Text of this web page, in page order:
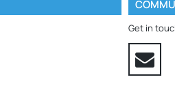
Get in